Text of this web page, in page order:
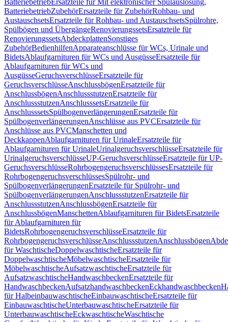
BatteriebetriebErsatzteile für Mit elektronischer Spülauslösung,
BatteriebetriebZubehörErsatzteile für ZubehörRohbau- und
AustauschsetsErsatzteile für Rohbau- und AustauschsetsSpülrohre,
Spülbögen und ÜbergängeRenovierungssetsErsatzteile für
RenovierungssetsAbdeckplattenSonstiges
ZubehörBedienhilfenApparateanschlüsse für WCs, Urinale und
BidetsAblaufgarnituren für WCs und AusgüsseErsatzteile für
Ablaufgarnituren für WCs und
AusgüsseGeruchsverschlüsseErsatzteile für
GeruchsverschlüsseAnschlussbögenErsatzteile für
AnschlussbögenAnschlussstutzenErsatzteile für
AnschlussstutzenAnschlusssetsErsatzteile für
AnschlusssetsSpülbogenverlängerungenErsatzteile für
SpülbogenverlängerungenAnschlüsse aus PVCErsatzteile für
Anschlüsse aus PVCManschetten und
DeckkappenAblaufgarnituren für UrinaleErsatzteile für
Ablaufgarnituren für UrinaleUrinalgeruchsverschlüsseErsatzteile für
UrinalgeruchsverschlüsseUP-GeruchsverschlüsseErsatzteile für UP-
GeruchsverschlüsseRohrbogengeruchsverschlüssesErsatzteile für
RohrbogengeruchsverschlüssesSpülrohr- und
SpülbogenverlängerungenErsatzteile für Spülrohr- und
SpülbogenverlängerungenAnschlussstutzenErsatzteile für
AnschlussstutzenAnschlussbögenErsatzteile für
AnschlussbögenManschettenAblaufgarnituren für BidetsErsatzteile
für Ablaufgarnituren für
BidetsRohrbogengeruchsverschlüsseErsatzteile für
RohrbogengeruchsverschlüsseAnschlussstutzenAnschlussbögen
für WaschtischeDoppelwaschtischeErsatzteile für
DoppelwaschtischeMöbelwaschtischeErsatzteile für
MöbelwaschtischeAufsatzwaschtischeErsatzteile für
AufsatzwaschtischeHandwaschbeckenErsatzteile für
HandwaschbeckenAufsatzhandwaschbeckenEckhandwaschbecken
für HalbeinbauwaschtischeEinbauwaschtischeErsatzteile für
EinbauwaschtischeUnterbauwaschtischeErsatzteile für
UnterbauwaschtischeEckwaschtischeWaschtische